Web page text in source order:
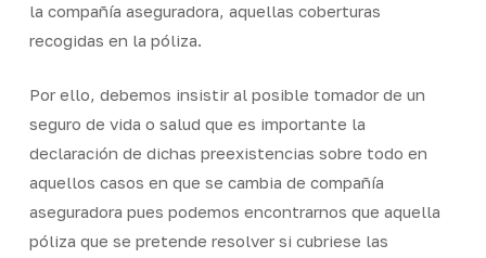
la compañía aseguradora, aquellas coberturas
recogidas en la póliza.
Por ello, debemos insistir al posible tomador de un
seguro de vida o salud que es importante la
declaración de dichas preexistencias sobre todo en
aquellos casos en que se cambia de compañía
aseguradora pues podemos encontrarnos que aquella
póliza que se pretende resolver si cubriese las